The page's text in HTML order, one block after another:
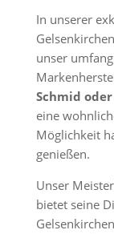
In unserer
unser
Schmid
eine
Möglichkeit
genießen.
Unser
bietet seine